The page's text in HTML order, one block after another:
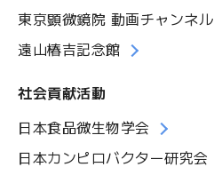
東京顕微鏡院 動画チャンネル
遠山椿吉記念館
社会貢献活動
日本食品微生物学会
日本カンピロバクター研究会